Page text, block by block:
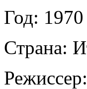
Год: 1970
Страна:
Режиссер: